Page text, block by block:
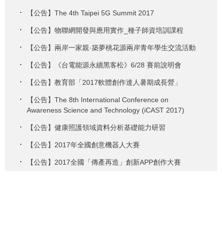
【公告】The 4th Taipei 5G Summit 2017
【公告】物聯網開發與應用實作_種子師資培訓課程
【公告】兩岸一家親·築夢桃花源兩岸青年學生交流活動
【公告】《台電能源永續黑客松》6/28 賽前說明會
【公告】教育部「2017軟體創作達人暑期成長營」
【公告】The 8th International Conference on
Awareness Science and Technology (iCAST 2017)
【公告】健康照護領域資料分析基礎能力研習
【公告】2017年全國創意機器人大賽
【公告】2017全國「傳產再造」創新APP創作大賽